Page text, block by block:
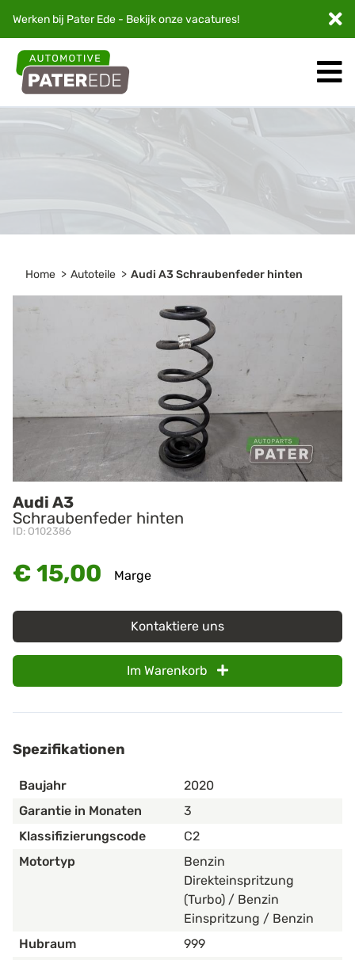
Werken bij Pater Ede - Bekijk onzevacatures!
Home Autoteile Audi A3 Schraubenfeder hinten
Audi A3
Schraubenfeder hinten
ID: O102386
€ 15,00 Marge
Kontaktiere uns
Im Warenkorb
Spezifikationen
Baujahr
2020
Garantie in Monaten
3
Klassifizierungscode
C2
Motortyp
Benzin
Direkteinspritzung
(Turbo) / Benzin
Einspritzung / Benzin
Hubraum
999